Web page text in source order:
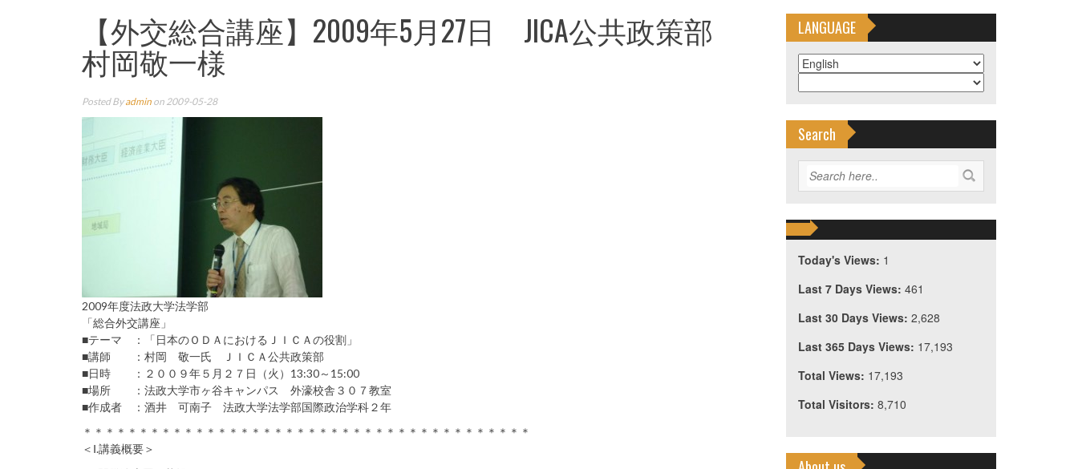
【外交総合講座】2009年5月27日 JICA公共政策部
村岡敬一様
Posted Byadmin on 2009-05-28
2009年度法政大学法学部
「総合外交講座」
■テーマ ：「日本のＯＤＡにおけるＪＩＣＡの役割」
■講師 ：村岡 敬一氏 ＪＩＣＡ公共政策部
■日時 ：２００９年５月２７日（火）13:30～15:00
■場所 ：法政大学市ヶ谷キャンパス 外濠校舎３０７教室
■作成者 ：酒井 可南子 法政大学法学部国際政治学科２年
＊＊＊＊＊＊＊＊＊＊＊＊＊＊＊＊＊＊＊＊＊＊＊＊＊＊＊＊＊＊＊＊＊＊＊＊＊＊＊＊
＜Ⅰ.講義概要＞
LANGUAGE
Search
Today's Views: 1
Last 7 Days Views: 461
Last 30 Days Views: 2,628
Last 365 Days Views: 17,193
Total Views: 17,193
Total Visitors: 8,710